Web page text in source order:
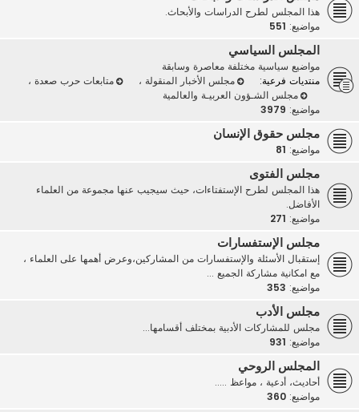
هذا المجلس لطرح الدراسات والأبحاث.
مواضيع: 551
المجلس السياسي
مواضيع سياسية مختلفة معاصرة وسابقة
منتديات فرعية:
مجلس الأخبار المنقولة ، متابعات حرب صعدة ،
مجلس الشـؤون العربيـة والعالمية
مواضيع: 3979
مجلس حقوق الإنسان
مواضيع: 81
مجلس الفتوى
هذا المجلس لطرح الإستفتاءات، حيث سيجيب عنها مجموعة من العلماء
الأفاضل.
مواضيع: 271
مجلس الإستفسارات
إستقبال الأسئلة والإستفسارات من المشاركين،وعرض أهمها على العلماء ،
مع امكانية مشاركة الجميع ...
مواضيع: 353
مجلس الأدب
مجلس للمشاركات الأدبية بمختلف أقسامها...
مواضيع: 931
المجلس الروحي
أحاديث، أدعية ، مواعظ .....
مواضيع: 360